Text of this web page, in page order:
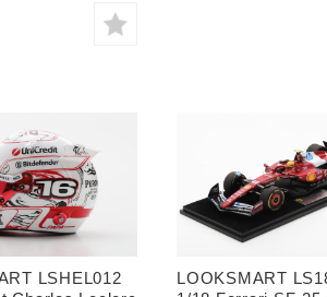
LSHEL012
LOOKSMART